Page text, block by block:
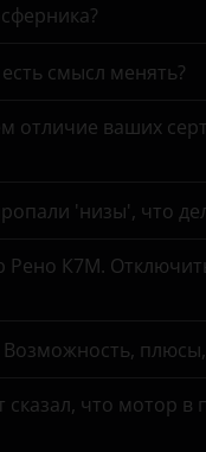
смысл менять?
отличие ваших
'низы', что
Рено К7М.
что мотор в